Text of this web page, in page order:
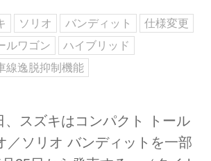
ソリオ バンディット
仕様変更
ルワゴン
ハイブリッド
線逸脱抑制機能
、スズキはコンパクト トール
／ソリオ バンディットを一部